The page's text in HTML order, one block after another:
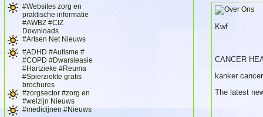
#Websites zorg en
praktische informatie
#AWBZ #CIZ
Downloads
#Artsen Net Nieuws
#ADHD #Autisme #
#COPD #Dwarsleasie
#Hartzieke #Reuma
#Spierziekte gratis
brochures
#zorgsector #zorg en
#welzijn Nieuws
#medicijnen #Nieuws
Kwf
CANCER
kanker
The latest